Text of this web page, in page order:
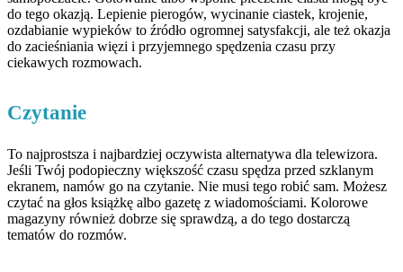
do tego okazją. Lepienie pierogów, wycinanie ciastek, krojenie,
ozdabianie wypieków to źródło ogromnej satysfakcji, ale też okazja
do zacieśniania więzi i przyjemnego spędzenia czasu przy
ciekawych rozmowach.
Czytanie
To najprostsza i najbardziej oczywista alternatywa dla telewizora.
Jeśli Twój podopieczny większość czasu spędza przed szklanym
ekranem, namów go na czytanie. Nie musi tego robić sam. Możesz
czytać na głos książkę albo gazetę z wiadomościami. Kolorowe
magazyny również dobrze się sprawdzą, a do tego dostarczą
tematów do rozmów.